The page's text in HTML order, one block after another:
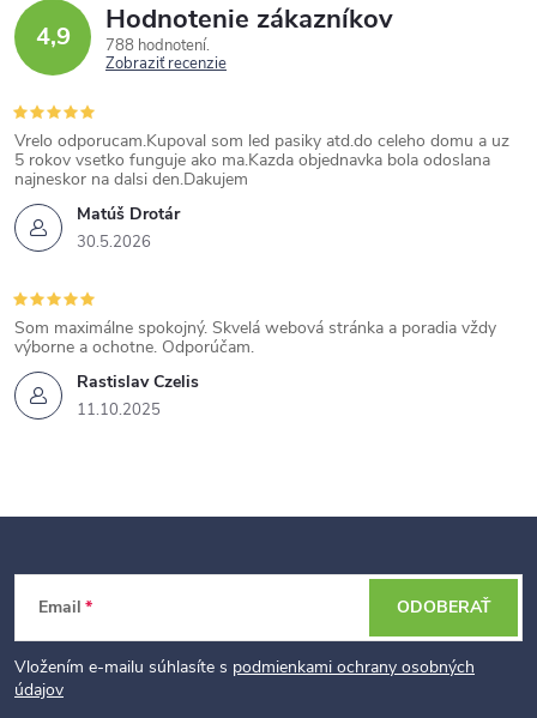
4,9 Hodnotenie zákazníkov
788 hodnotení
Zobraziť recenzie
Matúš Drotár
30.5.2026
Vrelo odporucam.Kupoval som led pasiky atd.do celeho domu a uz
5 rokov vsetko funguje ako ma.Kazda objednavka bola odoslana
najneskor na dalsi den.Dakujem
Rastislav Czelis
11.10.2025
Som maximálne spokojný. Skvelá webová stránka a poradia vždy
výborne a ochotne. Odporúčam.
Email
Vložením e-mailu súhlasíte s podmienkami ochrany osobných
údajov
ODOBERAŤ